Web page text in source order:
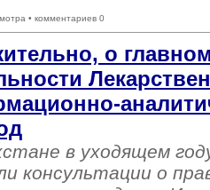
• комментариев 0
о
в уходящем
консультации о